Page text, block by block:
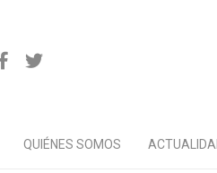
QUIÉNES SOMOS